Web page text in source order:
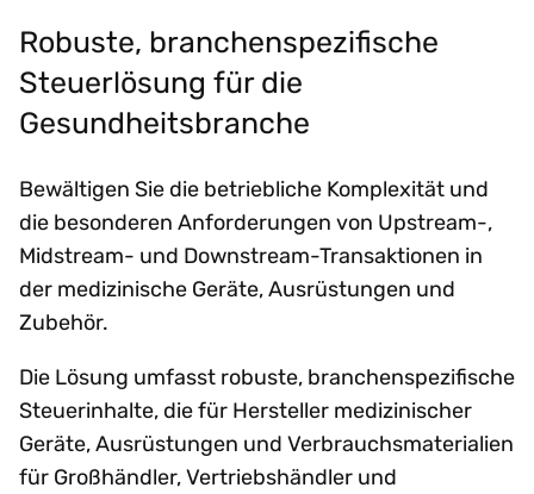
Robuste, branchenspezifische
Steuerlösung für die
Gesundheitsbranche
Bewältigen Sie die betriebliche Komplexität und
die besonderen Anforderungen von Upstream-,
Midstream- und Downstream-Transaktionen in
der medizinische Geräte, Ausrüstungen und
Zubehör.
Die Lösung umfasst robuste, branchenspezifische
Steuerinhalte, die für Hersteller medizinischer
Geräte, Ausrüstungen und Verbrauchsmaterialien
für Großhändler, Vertriebshändler und